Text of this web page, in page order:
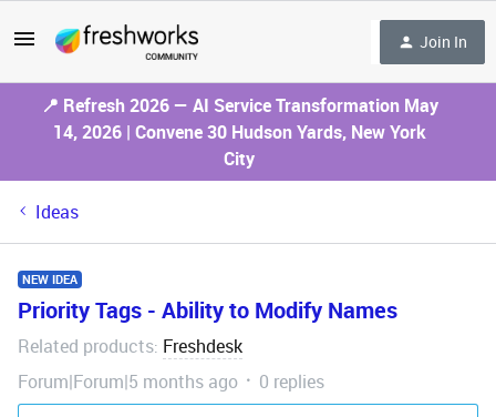
Join In
📍 Refresh 2026 — AI Service Transformation May
14, 2026 | Convene 30 Hudson Yards, New York
City
Ideas
NEW IDEA
Priority Tags - Ability to Modify Names
Related products: Freshdesk
Forum|Forum|5 months ago
0 replies